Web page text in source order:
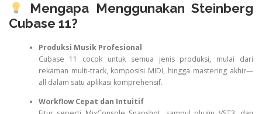
Mengapa Menggunakan Steinberg
Cubase 11?
Produksi Musik Profesional
Cubase 11 cocok untuk semua jenis produksi, mulai dari
rekaman multi-track, komposisi MIDI, hingga mastering akhir—
all dalam satu aplikasi komprehensif.
Workflow Cepat dan Intuitif